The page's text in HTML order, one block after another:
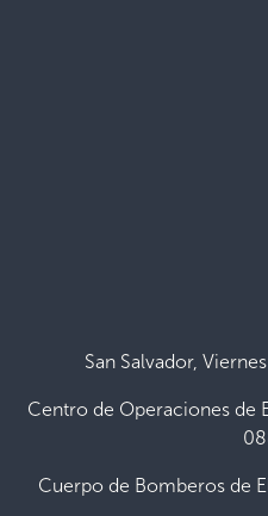
San Salvador,
Centro de Operaciones de
Cuerpo de Bomberos de